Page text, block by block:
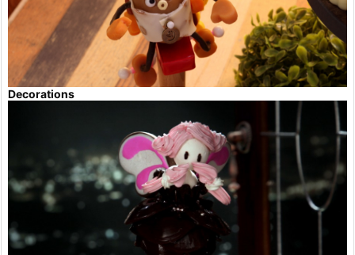
Decorations